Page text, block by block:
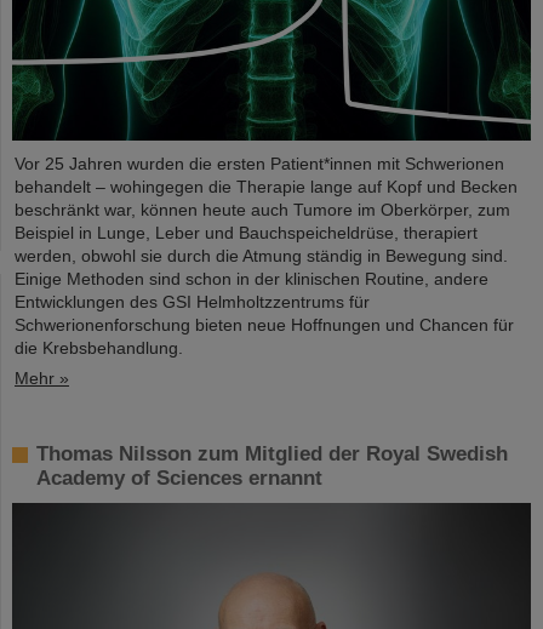
Vor 25 Jahren wurden die ersten Patient*innen mit Schwerionen
behandelt – wohingegen die Therapie lange auf Kopf und Becken
beschränkt war, können heute auch Tumore im Oberkörper, zum
Beispiel in Lunge, Leber und Bauchspeicheldrüse, therapiert
werden, obwohl sie durch die Atmung ständig in Bewegung sind.
Einige Methoden sind schon in der klinischen Routine, andere
Entwicklungen des GSI Helmholtzzentrums für
Schwerionenforschung bieten neue Hoffnungen und Chancen für
die Krebsbehandlung.
Mehr »
Thomas Nilsson zum Mitglied der Royal Swedish
Academy of Sciences ernannt